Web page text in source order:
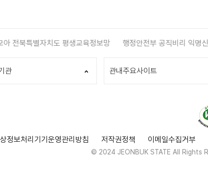
전북특별자치도 평생교육정보망 행정안전부 공직비리 익명신
관 관내주요사이트
정보처리기기운영관리방침 저작권정책 이메일수집거부
© 2024 JEONBUK STATE All Rights